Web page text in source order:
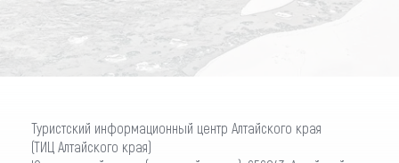
Туристский информационный центр Алтайского края
(ТИЦ Алтайского края)